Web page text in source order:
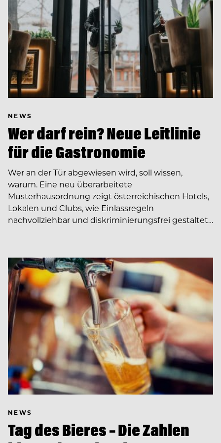
NEWS
Wer darf rein? Neue Leitlinie
für die Gastronomie
Wer an der Tür abgewiesen wird, soll wissen,
warum. Eine neu überarbeitete
Musterhausordnung zeigt österreichischen Hotels,
Lokalen und Clubs, wie Einlassregeln
nachvollziehbar und diskriminierungsfrei gestaltet…
NEWS
Tag des Bieres – Die Zahlen